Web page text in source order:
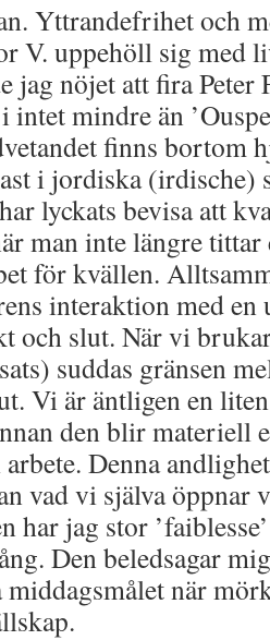
Yttrandefrihet och
V. uppehöll sig med
jag nöjet att fira Peter
mindre än
finns bortom
i jordiska (irdische)
lyckats bevisa att
man inte längre
för kvällen.
interaktion med
och slut. När vi
suddas gränsen
Vi är äntligen en
den blir materiell
Denna
vad vi själva öppnar
har jag stor
Den beledsagar
när